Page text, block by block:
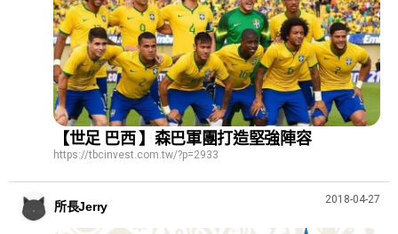
【世足 巴西 】森巴軍團打造堅強陣容
https://tbcinvest.com.tw/?p=2933
所長Jerry
2018-04-27